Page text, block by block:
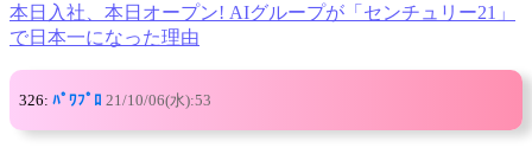
本日入社、本日オープン! AIグループが「センチュリー21」
で日本一になった理由
326: ﾊﾟﾜﾌﾟﾛ 21/10/06(水):53